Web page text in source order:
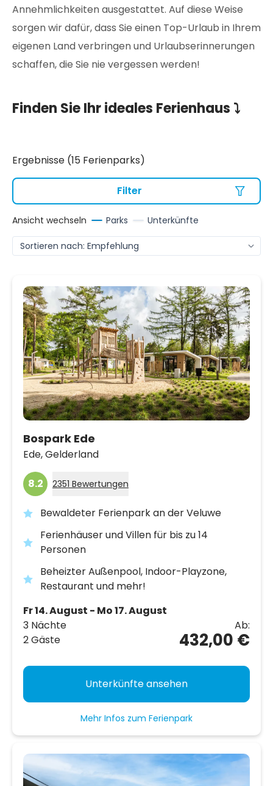
Annehmlichkeiten ausgestattet. Auf diese Weise
sorgen wir dafür, dass Sie einen Top-Urlaub in Ihrem
eigenen Land verbringen und Urlaubserinnerungen
schaffen, die Sie nie vergessen werden!
Finden Sie Ihr ideales Ferienhaus ⤵
Ergebnisse (15 Ferienparks)
Filter
Ansicht wechseln Parks Unterkünfte
Bospark Ede
Ede,Gelderland
8.2 2351 Bewertungen
Bewaldeter Ferienpark an der Veluwe
Ferienhäuser und Villen für bis zu 14
Personen
Beheizter Außenpool, Indoor-Playzone,
Restaurant und mehr!
Fr 14. August - Mo 17. August
3 Nächte
2 Gäste
Ab:
432,00 €
Unterkünfte ansehen
Mehr Infos zum Ferienpark